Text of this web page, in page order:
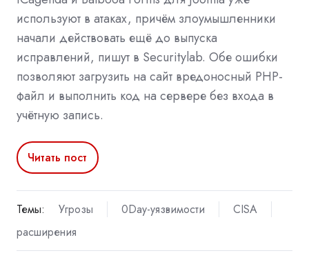
используют в атаках, причём злоумышленники
начали действовать ещё до выпуска
исправлений, пишут в Securitylab. Обе ошибки
позволяют загрузить на сайт вредоносный PHP-
файл и выполнить код на сервере без входа в
учётную запись.
Читать пост
Темы: Угрозы 0Day-уязвимости
CISA
расширения